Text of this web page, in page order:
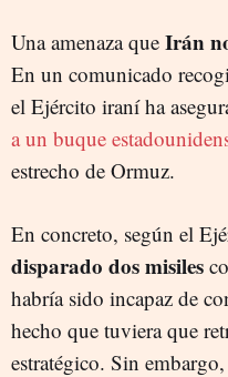
Una amenaza que Irán
En un comunicado
el Ejército iraní ha
a un buque
estrecho de Ormuz.
En concreto, según el
disparado dos misiles
habría sido incapaz de
hecho que tuviera que
estratégico. Sin